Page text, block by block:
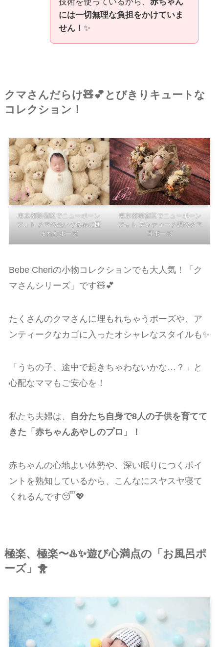
には一切無理な負担をかけていま
せん！ ✨
クマさんだらけ🧸💕とびきりキュートな
コレクション！
東京都新宿区でニューボーン
フォト クマのぬいぐるみに囲
まれたポーズ
東京都新宿区でニューボーン
フォト アンティーク調のクマ
耳ポーズ
Bebe Cheriの小物コレクションでも大人気！「ク
マさんシリーズ」です🧸💕
たくさんのクマさんに埋もれちゃうポーズや、ア
ンティークなカゴに入ったオシャレなスタイルも✨
「うちの子、途中で起きちゃわないかな…？」と
心配なママもご安心を！
私たち夫婦は、
自分たち自身で8人の子供を育てて
きた「赤ちゃんあやしのプロ」！
赤ちゃんの心地よい体勢や、深い眠りにつくポイ
ントを熟知しているから、こんなにスヤスヤ寝て
くれるんです😴💖
極楽、極楽〜♨️✨遊び心満点の「お風呂ポ
ーズ」🐥